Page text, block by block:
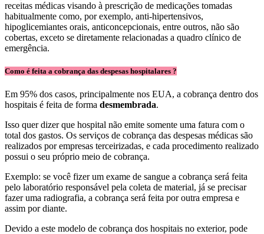
receitas médicas visando à prescrição de medicações tomadas
habitualmente como, por exemplo, anti-hipertensivos,
hipoglicemiantes orais, anticoncepcionais, entre outros, não são
cobertas, exceto se diretamente relacionadas a quadro clínico de
emergência.
Como é feita a cobrança das despesas hospitalares ?
Em 95% dos casos, principalmente nos EUA, a cobrança dentro dos
hospitais é feita de forma desmembrada.
Isso quer dizer que hospital não emite somente uma fatura com o
total dos gastos. Os serviços de cobrança das despesas médicas são
realizados por empresas terceirizadas, e cada procedimento realizado
possui o seu próprio meio de cobrança.
Exemplo: se você fizer um exame de sangue a cobrança será feita
pelo laboratório responsável pela coleta de material, já se precisar
fazer uma radiografia, a cobrança será feita por outra empresa e
assim por diante.
Devido a este modelo de cobrança dos hospitais no exterior, pode